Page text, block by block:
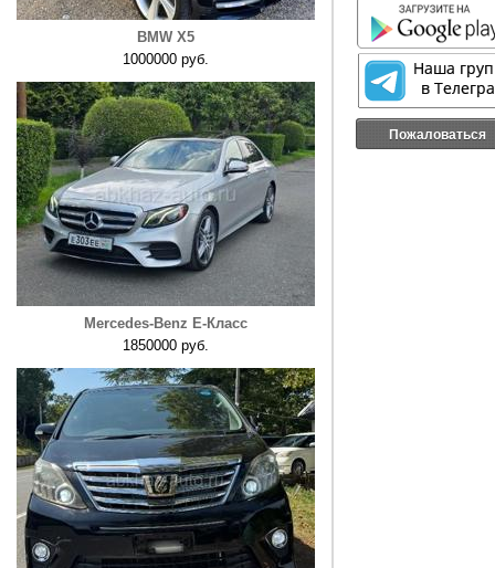
BMW X5
1000000 руб.
Mercedes-Benz E-Класс
1850000 руб.
Пожаловаться